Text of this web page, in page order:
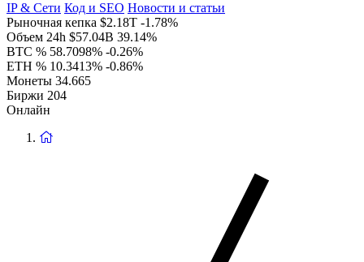
IP & Сети Код и SEO Новости и статьи
Рыночная кепка $2.18T -1.78%
Объем 24h $57.04B 39.14%
BTC % 58.7098% -0.26%
ETH % 10.3413% -0.86%
Монеты 34.665
Биржи 204
Онлайн